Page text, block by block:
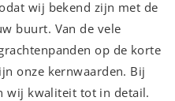
wij bekend zijn met de
buurt. Van de vele
op de korte
onze kernwaarden. Bij
wij kwaliteit tot in detail.